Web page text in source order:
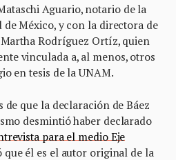
Aguario, notario de la
de México, y con la directora de
Martha Rodríguez Ortíz, quien
vinculada a, al menos, otros
en tesis de la UNAM.
de que la declaración de Báez
desmintió haber declarado
para el medio Eje
que él es el autor original de la